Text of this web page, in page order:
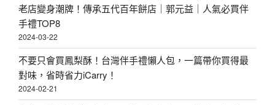
老店變身潮牌！傳承五代百年餅店｜郭元益｜人氣必買伴
手禮TOP8
2024-03-22
不要只會買鳳梨酥！台灣伴手禮懶人包，一篇帶你買得最
對味，省時省力iCarry！
2024-02-21